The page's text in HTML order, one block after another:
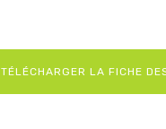
TÉLÉCHARGER LA FICHE